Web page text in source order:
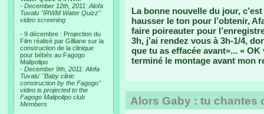
- December 12th, 2011: Alofa
Tuvalu "IRWM Water Quizz"
video screening
- 9 décembre : Projection du
Film réalisé par Gilliane sur la
construction de la clinique
pour bébés au Fagogo
Malipolipo
- December 9th, 2011: Alofa
Tuvalu' "Baby clinic
construction by the Fagogo"
video is projected to the
Fagogo Malipolipo club
Members
La bonne nouvelle du jour,
hausser le ton pour l’obtenir,
faire poireauter pour
3h, j’ai rendez vous à 3h-1/4,
que tu as effacée avant»... «
terminé le montage avant mon
Alors Gaby : tu chantes